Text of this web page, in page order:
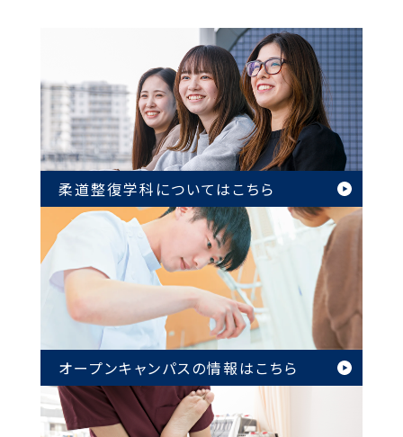
柔道整復学科についてはこちら
オープンキャンパスの情報はこちら